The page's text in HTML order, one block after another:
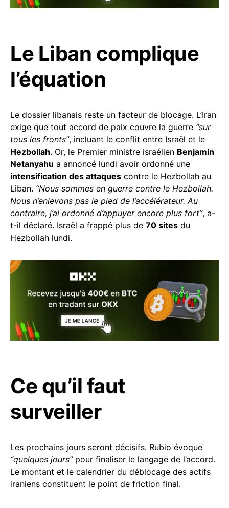
Le Liban complique
l’équation
Le dossier libanais reste un facteur de blocage. L’Iran
exige que tout accord de paix couvre la guerre “sur
tous les fronts”, incluant le conflit entre Israël et le
Hezbollah. Or, le Premier ministre israélien Benjamin
Netanyahu a annoncé lundi avoir ordonné une
intensification des attaques contre le Hezbollah au
Liban. “Nous sommes en guerre contre le Hezbollah.
Nous n’enlevons pas le pied de l’accélérateur. Au
contraire, j’ai ordonné d’appuyer encore plus fort”, a-
t-il déclaré. Israël a frappé plus de 70 sites du
Hezbollah lundi.
Ce qu’il faut
surveiller
Les prochains jours seront décisifs. Rubio évoque
“quelques jours”pour finaliser le langage de l’accord.
Le montant et le calendrier du déblocage des actifs
iraniens constituent le point de friction final.